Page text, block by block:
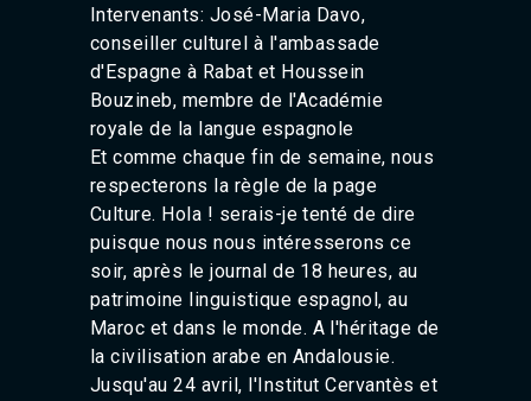
Taroudant 104.9
Guelmim 91.9
Tan-Tan 95.2
Tafraout 104.9
Intervenants: José-Maria Davo,
conseiller culturel à l'ambassade
d'Espagne à Rabat et Houssein
Bouzineb, membre de l'Académie
royale de la langue espagnole
Et comme chaque fin de semaine, nous
respecterons la règle de la page
Culture. Hola ! serais-je tenté de dire
puisque nous nous intéresserons ce
soir, après le journal de 18 heures, au
patrimoine linguistique espagnol, au
Maroc et dans le monde. A l'héritage de
la civilisation arabe en Andalousie.
Jusqu'au 24 avril, l'Institut Cervantès et